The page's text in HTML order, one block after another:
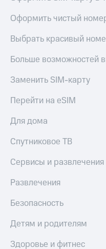
Оформить чистый
Выбрать красивый
Больше возможностей
Заменить SIM-карту
Перейти на eSIM
Для дома
Спутниковое ТВ
Сервисы и развлечения
Развлечения
Безопасность
Детям и родителям
Здоровье и фитнес